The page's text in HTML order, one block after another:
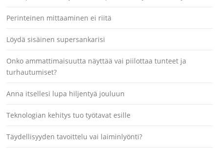
Perinteinen mittaaminen ei riitä
Löydä sisäinen supersankarisi
Onko ammattimaisuutta näyttää vai piilottaa tunteet ja
turhautumiset?
Anna itsellesi lupa hiljentyä jouluun
Teknologian kehitys tuo työtavat esille
Täydellisyyden tavoittelu vai laiminlyönti?